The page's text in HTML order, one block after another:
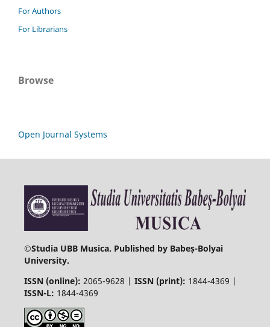
For Authors
For Librarians
Browse
Open Journal Systems
©Studia UBB Musica. Published by Babeș-Bolyai
University.
ISSN (online): 2065-9628 | ISSN (print): 1844-4369 |
ISSN-L: 1844-4369